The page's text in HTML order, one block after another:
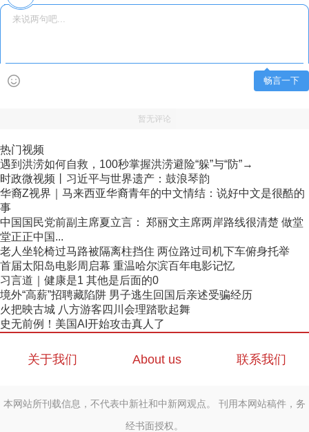
畅言一下
暂无评论
热门视频
遇到洪涝如何自救，100秒掌握洪涝避险“躲”与“防”→
时政微视频丨习近平与世界遗产：鼓浪琴韵
华裔Z视界｜马来西亚华裔青年的中文情结：说好中文是很酷的
事
中国国民党前副主席夏立言： 郑丽文主席两岸路线很清楚 做堂
堂正正中国...
老人坐轮椅过马路被隔离柱挡住 两位路过司机下车俯身托举
首届太阳岛电影周启幕 重温哈尔滨百年电影记忆
习言道｜健康是1 其他是后面的0
境外“高薪”招聘藏陷阱 男子逃生回国后亲述受骗经历
火把映古城 八方游客四川会理踏歌起舞
史无前例！美国AI开始攻击真人了
关于我们 About us 联系我们
本网站所刊载信息，不代表中新社和中新网观点。 刊用本网站稿件，务
经书面授权。